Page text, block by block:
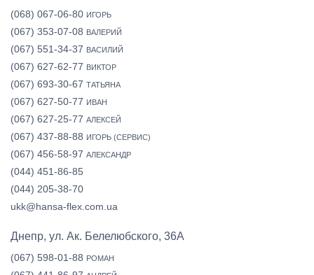
(068) 067-06-80 ИГОРЬ
(067) 353-07-08 ВАЛЕРИЙ
(067) 551-34-37 ВАСИЛИЙ
(067) 627-62-77 ВИКТОР
(067) 693-30-67 ТАТЬЯНА
(067) 627-50-77 ИВАН
(067) 627-25-77 АЛЕКСЕЙ
(067) 437-88-88 ИГОРЬ (СЕРВИС)
(067) 456-58-97 АЛЕКСАНДР
(044) 451-86-85
(044) 205-38-70
ukk@hansa-flex.com.ua
Днепр, ул. Ак. Белелюбского, 36А
(067) 598-01-88 РОМАН